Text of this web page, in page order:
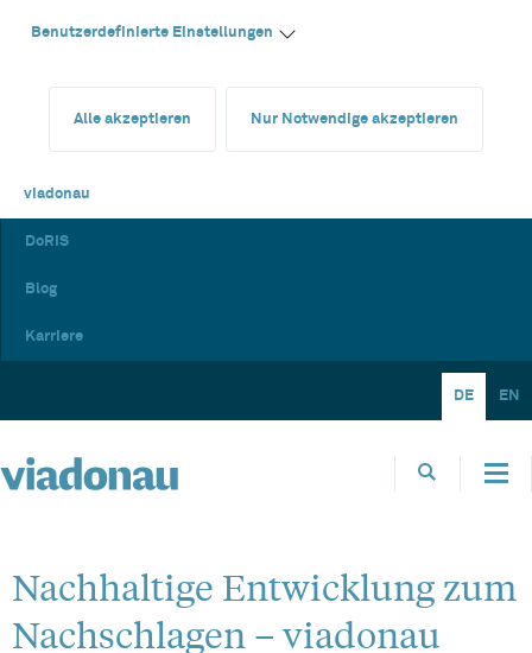
Benutzerdefinierte Einstellungen
Alle akzeptieren Nur Notwendige akzeptieren
viadonau
DoRIS
Blog
Karriere
DE EN
Nachhaltige Entwicklung zum
Nachschlagen – viadonau